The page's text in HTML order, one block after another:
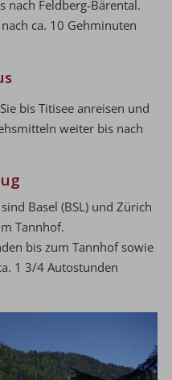
nach Feldberg-Bärental.
ca. 10 Gehminuten
bis Titisee anreisen und
weiter bis nach
Basel (BSL) und Zürich
Tannhof.
bis zum Tannhof sowie
1 3/4 Autostunden